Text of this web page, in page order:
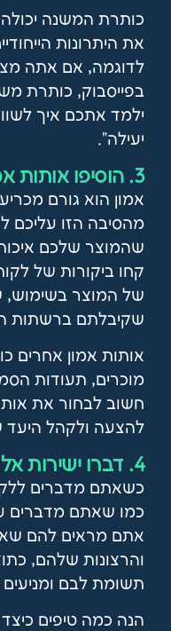
כותרת המשנה
את היתרונות
לדוגמה, אם אתה
בפייסבוק, כותרת
ילמד אתכם איך
יעילה".
3. הוסיפו אותות אמון
אמון הוא גורם
מהסיבה הזו עליכם
שהמוצר שלכם
קחו ביקורות של
של המוצר בשימוש,
שקיבלתם ברשתות
אותות אמון אחרים
מוכרים, תעודות
חשוב לבחור את
להצעה ולקהל היעד
4. דברו ישירות אל הלקוח
כשאתם מדברים
כמו שאתם מדברים
אתם מראים להם
והרצונות שלהם,
תשומת לבם
הנה כמה טיפים